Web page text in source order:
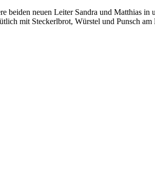
beiden neuen Leiter Sandra und Matthias
mit Steckerlbrot, Würstel und Punsch am